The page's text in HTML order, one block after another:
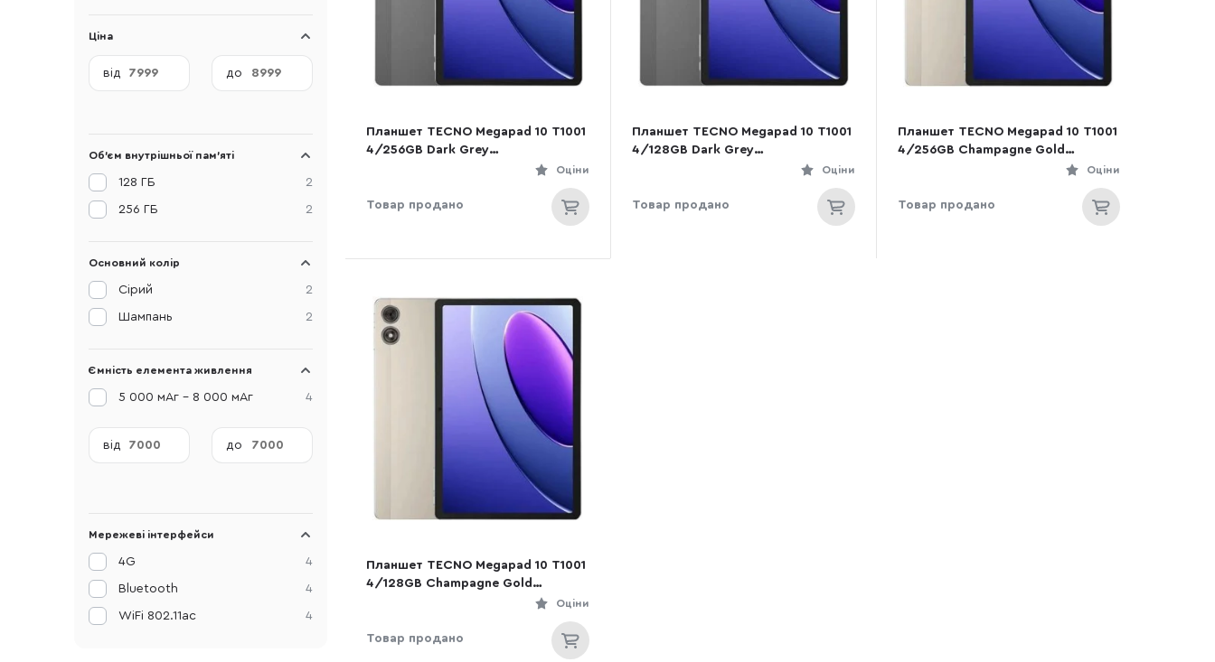
Планшет TECNO Megapad 10 T1001
4/256GB Dark Grey
Оціни
Товар продано
Планшет TECNO Megapad 10 T1001
4/128GB Dark Grey
Оціни
Товар продано
Планшет TECNO Megapad 10 T1001
4/256GB Champagne Gold
Оціни
Товар продано
Планшет TECNO Megapad 10 T1001
4/128GB Champagne Gold
Оціни
Товар продано
Ціна
від до
Об'єм внутрішньої пам'яті
2
128 ГБ
2
256 ГБ
Основний колір
2
Сірий
2
Шампань
Ємність елемента живлення
4
5 000 мАг - 8 000 мАг
від до
Мережеві інтерфейси
4
4G
4
Bluetooth
4
WiFi 802.11ac